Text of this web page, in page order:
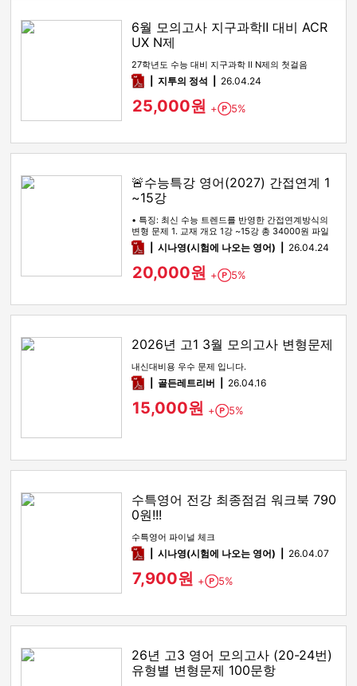
6월 모의고사 지구과학Ⅱ 대비 ACR
UX N제
27학년도 수능 대비 지구과학 Ⅱ N제의 첫걸음
pdf지투의 정석 26.04.24
25,000원 + Point
5%
🚨수능특강 영어(2027) 간접연계 1
~15강
• 특징: 최신 수능 트렌드를 반영한 간접연계방식의
변형 문제 1. 교재 개요 1강 ~15강 총 34000원 파일
을 통합했습…
pdf시나영(시험에 나오는 영어) 26.04.24
20,000원 + Point
5%
2026년 고1 3월 모의고사 변형문제
내신대비용 우수 문제 입니다.
pdf골든레트리버 26.04.16
15,000원 + Point
5%
수특영어 전강 최종점검 워크북 790
0원!!!
수특영어 파이널 체크
pdf시나영(시험에 나오는 영어) 26.04.07
7,900원 + Point
5%
26년 고3 영어 모의고사 (20-24번)
유형별 변형문제 100문항